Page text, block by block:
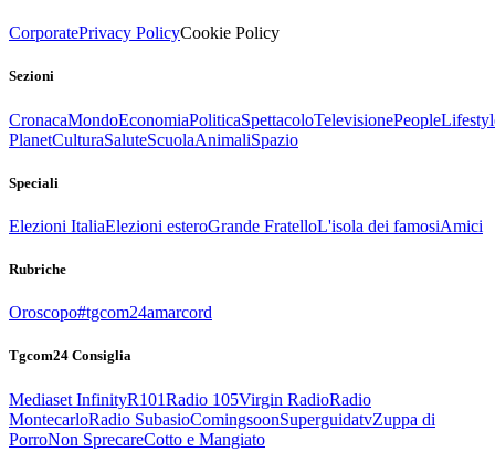
CorporatePrivacy PolicyCookie Policy
Sezioni
CronacaMondoEconomiaPoliticaSpettacoloTelevisionePeople
PlanetCulturaSaluteScuolaAnimaliSpazio
Speciali
Elezioni ItaliaElezioni esteroGrande FratelloL'isola dei famosiAmici
Rubriche
Oroscopo#tgcom24amarcord
Tgcom24 Consiglia
Mediaset InfinityR101Radio 105Virgin RadioRadio
MontecarloRadio SubasioComingsoonSuperguidatvZuppa di
PorroNon SprecareCotto e Mangiato